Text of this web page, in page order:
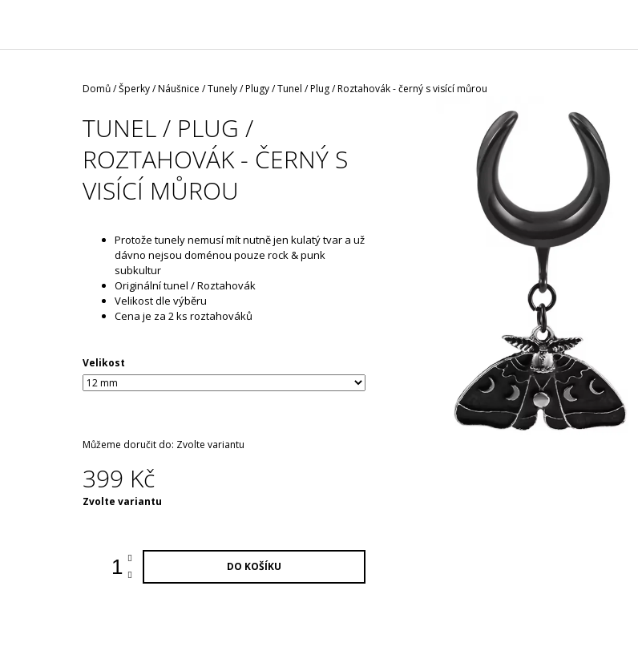
Domů/Šperky/Náušnice /Tunely / Plugy/Tunel / Plug / Roztahovák - černý s visící můrou
TUNEL / PLUG /
ROZTAHOVÁK - ČERNÝ S
VISÍCÍ MŮROU
Protože tunely nemusí mít nutně jen kulatý tvar a už
dávno nejsou doménou pouze rock & punk
subkultur
Originální tunel / Roztahovák
Velikost dle výběru
Cena je za 2 ks roztahováků
Velikost
Můžeme doručit do: Zvolte variantu
399 Kč
Měrná
Zvolte variantu
DO KOŠÍKU